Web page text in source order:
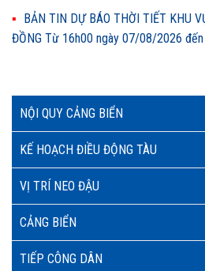
NỘI QUY CẢNG BIỂN
KẾ HOẠCH ĐIỀU ĐỘNG TÀU
VỊ TRÍ NEO ĐẬU
CẢNG BIỂN
TIẾP CÔNG DÂN
BẢN TIN DỰ BÁO THỜI TIẾT KHU
ĐỒNG Từ 16h00 ngày 07/08/2026